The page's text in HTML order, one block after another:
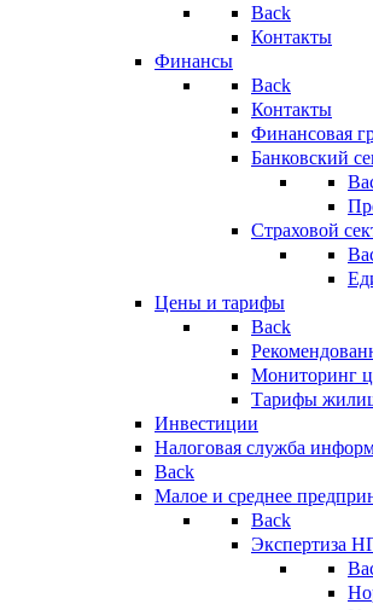
Back
Контакты
Финансы
Back
Контакты
Финансовая
Банковский
Страховой
Цены и тарифы
Back
Мониторинг
Тарифы
Инвестиции
Налоговая служба
Back
Малое и среднее
Back
Экспертиза